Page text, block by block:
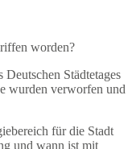
worden?
Städtetages
wurden verworfen und
für die Stadt
und wann ist mit